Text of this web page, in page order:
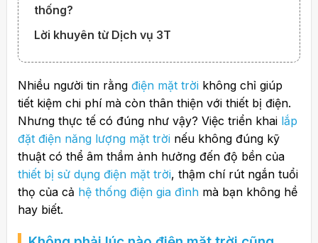
thống?
Lời khuyên từ Dịch vụ 3T
Nhiều người tin rằng điện mặt trờikhông chỉ giúp
tiết kiệm chi phí mà còn thân thiện với thiết bị điện.
Nhưng thực tế có đúng như vậy? Việc triển khai lắp
đặt điện năng lượng mặt trờinếu không đúng kỹ
thuật có thể âm thầm ảnh hưởng đến độ bền của
thiết bị sử dụng điện mặt trời, thậm chí rút ngắn tuổi
thọ của cả hệ thống điện gia đìnhmà bạn không hề
hay biết.